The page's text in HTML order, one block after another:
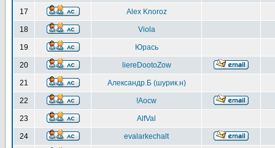
17 Alex Knoroz
18 Viola
19 Юрась
20 liereDootoZow
21 Александр.Б (шурик.н)
22 !Aocw
23 AlfVal
24 evalarkechalt